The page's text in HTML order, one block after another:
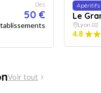
Dès
50 €
Apéritifs
Le
Lyon 02
4.8
Voir tout